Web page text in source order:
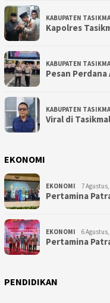
KABUPATEN
Kapolres
KABUPATEN
Pesan Perdana
KABUPATEN
Viral di
EKONOMI
EKONOMI 7 Agustus,
Pertamina
EKONOMI 6 Agustus,
Pertamina
PENDIDIKAN